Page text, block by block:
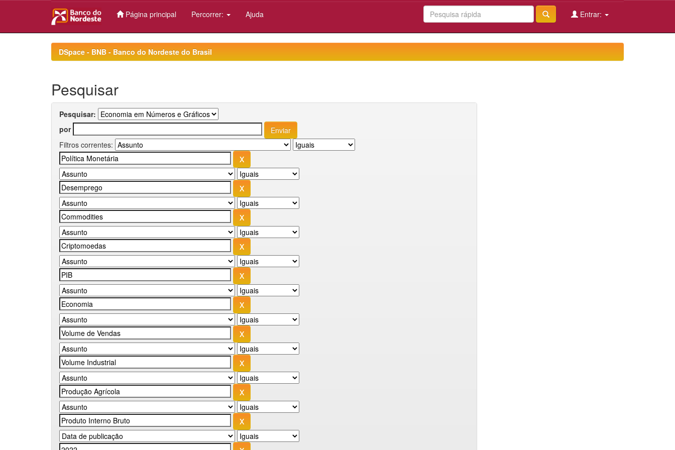
Página principal Percorrer: Ajuda Entrar:
DSpace - BNB - Banco do Nordeste do Brasil
Pesquisar
Pesquisar:
por
Filtros correntes: